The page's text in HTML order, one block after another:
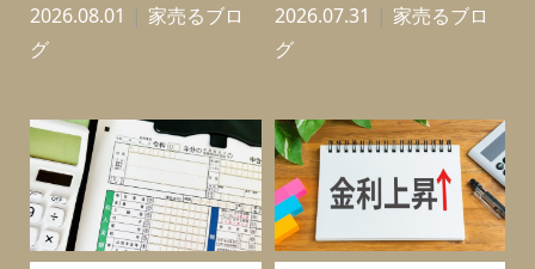
2026.08.01
家売るブロ
グ
2026.07.31
家売るブロ
グ